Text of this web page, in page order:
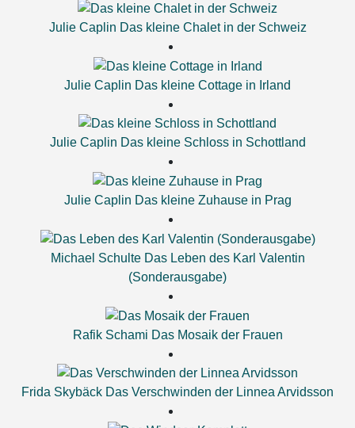
Julie Caplin Das kleine Chalet in der Schweiz
Julie Caplin Das kleine Cottage in Irland
Julie Caplin Das kleine Schloss in Schottland
Julie Caplin Das kleine Zuhause in Prag
Michael Schulte Das Leben des Karl Valentin
(Sonderausgabe)
Rafik Schami Das Mosaik der Frauen
Frida Skybäck Das Verschwinden der Linnea Arvidsson